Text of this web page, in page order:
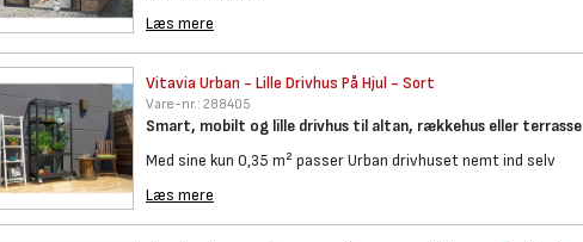
Læs mere
Vitavia Urban - Lille Drivhus På Hjul - Sort
Vare-nr.: 288405
Smart, mobilt og lille drivhus til altan, rækkehus eller terrasse
Med sine kun 0,35 m² passer Urban drivhuset nemt ind selv
Læs mere